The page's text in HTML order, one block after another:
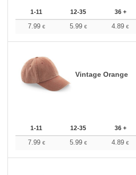
1-11 12-35 36 +
7.99 € 5.99 € 4.89 €
Vintage Orange
1-11 12-35 36 +
7.99 € 5.99 € 4.89 €